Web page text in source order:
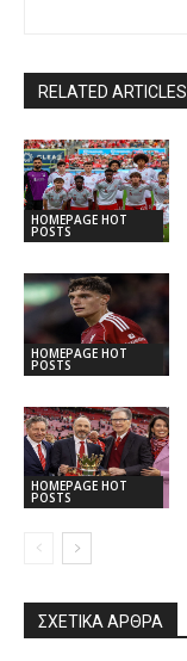
RELATED ARTICLES
HOMEPAGE HOT
POSTS
HOMEPAGE HOT
POSTS
HOMEPAGE HOT
POSTS
ΣΧΕΤΙΚΆ ΆΡΘΡΑ